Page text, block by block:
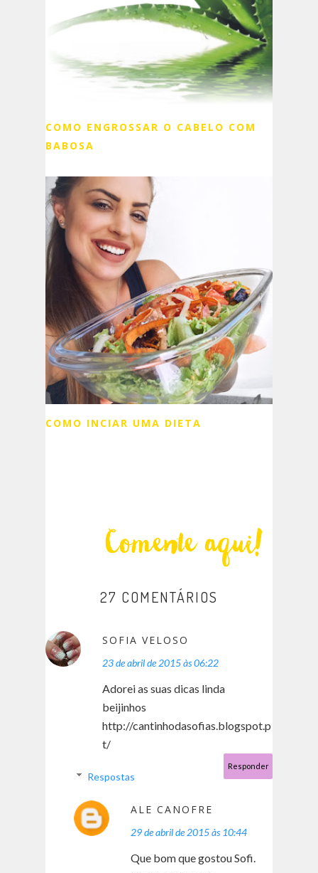
COMO ENGROSSAR O CABELO COM
BABOSA
COMO INCIAR UMA DIETA
27 COMENTÁRIOS
SOFIA VELOSO
23 de abril de 2015 às 06:22
Adorei as suas dicas linda
beijinhos
http://cantinhodasofias.blogspot.p
t/
Responder
Respostas
ALE CANOFRE
29 de abril de 2015 às 10:44
Que bom que gostou Sofi.